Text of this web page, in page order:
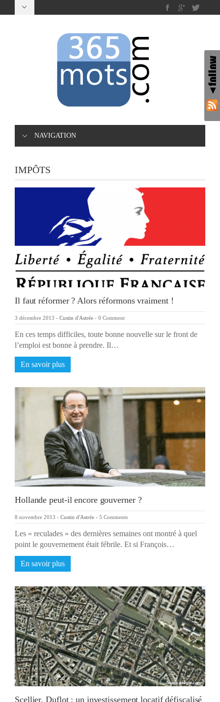
NAVIGATION
IMPÔTS
Il faut réformer ? Alors réformons vraiment !
3 décembre 2013 - Custin d'Astrée - 0 Comment
En ces temps difficiles, toute bonne nouvelle sur le front de
l’emploi est bonne à prendre. Il…
En savoir plus
Hollande peut-il encore gouverner ?
8 novembre 2013 - Custin d'Astrée - 5 Comments
Les « reculades » des dernières semaines ont montré à quel
point le gouvernement était fébrile. Et si François…
En savoir plus
Scellier, Duflot : un investissement locatif défiscalisé